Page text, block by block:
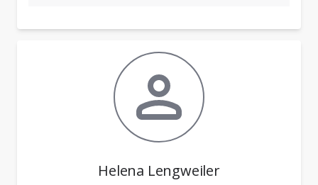
Helena Lengweiler